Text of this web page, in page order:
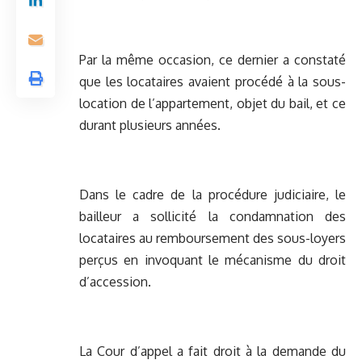
Par la même occasion, ce dernier a constaté
que les locataires avaient procédé à la sous-
location de l’appartement, objet du bail, et ce
durant plusieurs années.
Dans le cadre de la procédure judiciaire, le
bailleur a sollicité la condamnation des
locataires au remboursement des sous-loyers
perçus en invoquant le mécanisme du droit
d’accession.
La Cour d’appel a fait droit à la demande du